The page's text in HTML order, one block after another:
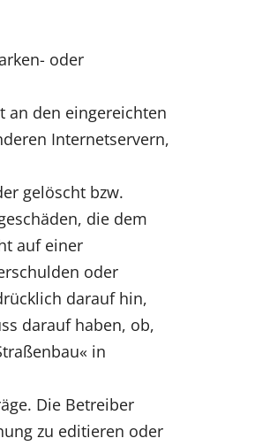
oder
an den eingereichten
Internetservern,
gelöscht bzw.
die dem
auf einer
oder
darauf hin,
darauf haben, ob,
in
Die Betreiber
zu editieren oder